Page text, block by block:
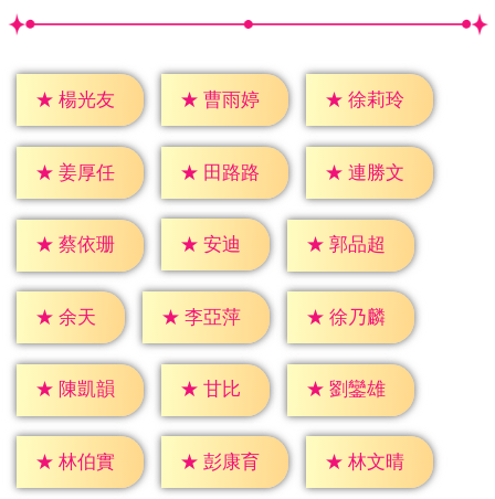
★ 楊光友 ★ 曹雨婷 ★ 徐莉玲
★ 姜厚任 ★ 田路路 ★ 連勝文
★ 蔡依珊 ★ 安迪 ★ 郭品超
★ 余天 ★ 李亞萍 ★ 徐乃麟
★ 陳凱韻 ★ 甘比 ★ 劉鑾雄
★ 林伯實 ★ 彭康育 ★ 林文晴